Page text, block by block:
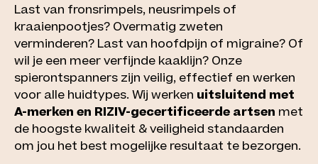
Last van fronsrimpels, neusrimpels of
kraaienpootjes? Overmatig zweten
verminderen? Last van hoofdpijn of migraine? Of
wil je een meer verfijnde kaaklijn? Onze
spierontspanners zijn veilig, effectief en werken
voor alle huidtypes. Wij werken uitsluitend met
A-merken en RIZIV-gecertificeerde artsen met
de hoogste kwaliteit & veiligheid standaarden
om jou het best mogelijke resultaat te bezorgen.